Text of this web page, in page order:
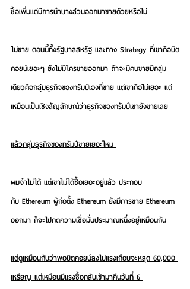
ซื้อเพิ่มแต่มีการนำบางส่วนออกมาขายด้วยหรือไม่
ไม่ขาย ตอนนี้ทั้งรัฐบาลสหรัฐ และทาง Strategy ที่เขาถือบิต
คอยน์เยอะๆ ยังไม่มีใครขายออกมา ถ้าจะมีคนขายมีกลุ่ม
เดียวคือกลุ่มธุรกิจของทรัมป์เองที่ขาย แต่เขาถือไม่เยอะ แต่
เหมือนเป็นเชิงสัญลักษณ์ว่าธุรกิจของทรัมป์เขายังขายเลย
แล้วกลุ่มธุรกิจของทรัมป์ขายเยอะไหม
ผมจำไม่ได้ แต่เขาไม่ได้ซื้อเยอะอยู่แล้ว ประกอบ
กับ Ethereum ผู้ก่อตั้ง Ethereum ยังมีการขาย Ethereum
ออกมา ก็จะไปกดความเชื่อมั่นประมาณหนึ่งอยู่เหมือนกัน
แต่ดูเหมือนกับว่าพอบิตคอยน์ลงไปแรงเกือบจะหลุด 60,000
เหรียญ แต่เหมือนมีแรงซื้อกลับเข้ามาคืนวันที่ 6